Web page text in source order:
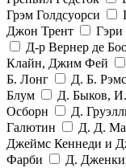
Грэм Голдсуорси
Джон Трент
Гэри
Д-р Вернер де
Клайн, Джим Фей
Б. Лонг
Д. Б.
Блум
Д. Быков,
Осборн
Д.
Галютин
Д. Д.
Джеймс Кеннеди и
Фарби
Д.